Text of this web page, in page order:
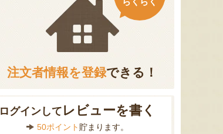
注文者情報を登録できる！
ログインして レビューを書く
50ポイント 貯まります。